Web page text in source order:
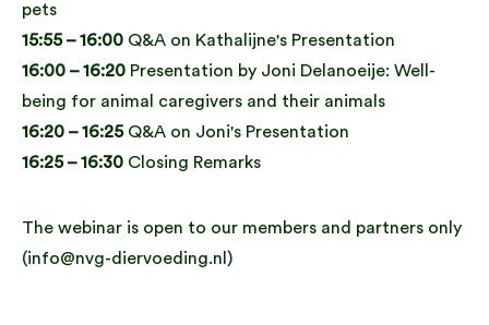
pets
15:55 – 16:00 Q&A on Kathalijne's Presentation
16:00 – 16:20 Presentation by Joni Delanoeije: Well-
being for animal caregivers and their animals
16:20 – 16:25Q&A on Joni's Presentation
16:25 – 16:30 Closing Remarks
The webinar is open to our members and partners only
(info@nvg-diervoeding.nl)